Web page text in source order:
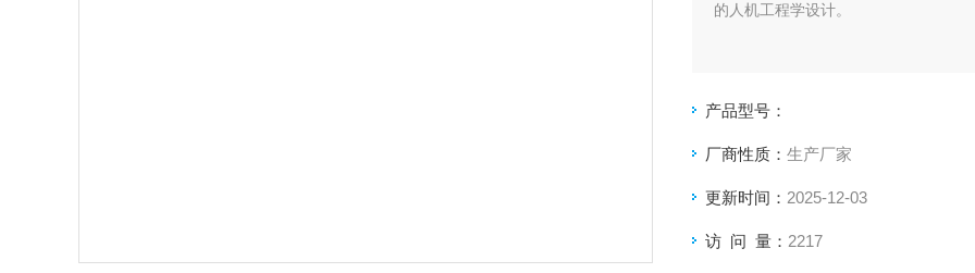
的人机工程学设计。
产品型号：
厂商性质： 生产厂家
更新时间： 2025-12-03
访 问 量： 2217